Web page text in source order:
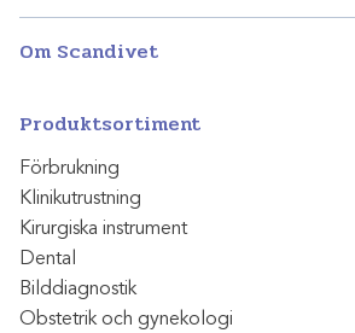
Om Scandivet
Produktsortiment
Förbrukning
Klinikutrustning
Kirurgiska instrument
Dental
Bilddiagnostik
Obstetrik och gynekologi